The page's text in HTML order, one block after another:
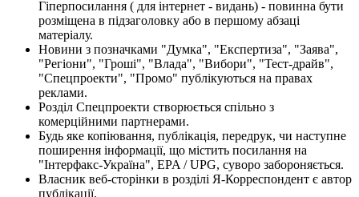
Гіперпосилання ( для інтернет - видань) - повинна бути
розміщена в підзаголовку або в першому абзаці
матеріалу.
Новини з позначками "Думка", "Експертиза", "Заява",
"Регіони", "Гроші", "Влада", "Вибори", "Тест-драйв",
"Спецпроекти", "Промо" публікуються на правах
реклами.
Розділ Спецпроекти створюється спільно з
комерційними партнерами.
Будь яке копіювання, публікація, передрук, чи наступне
поширення інформації, що містить посилання на
"Інтерфакс-Україна", EPA / UPG, суворо забороняється.
Власник веб-сторінки в розділі Я-Корреспондент є автор
публікації.